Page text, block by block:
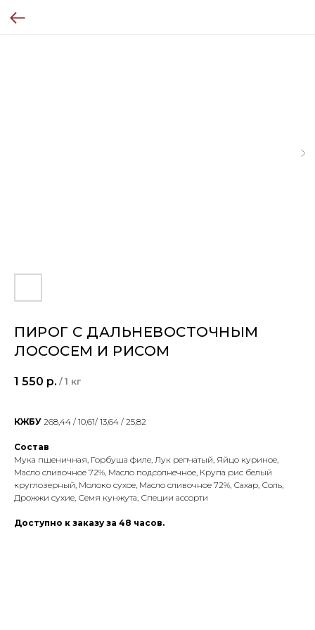
ПИРОГ С ДАЛЬНЕВОСТОЧНЫМ
ЛОСОСЕМ И РИСОМ
1 550 р. / 1 кг
КЖБУ 268,44 / 10,61/ 13,64 / 25,82
Состав
Мука пшеничная, Горбуша филе, Лук репчатый, Яйцо куриное,
Масло сливочное 72%, Масло подсолнечное, Крупа рис белый
круглозерный, Молоко сухое, Масло сливочное 72%, Сахар, Соль,
Дрожжи сухие, Семя кунжута, Специи ассорти
Доступно к заказу за 48 часов.